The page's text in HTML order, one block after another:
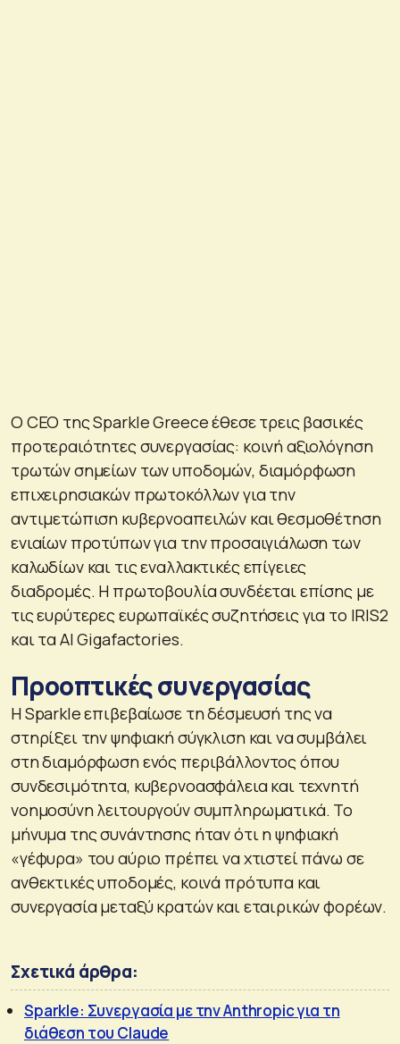
Ο CEO της Sparkle Greece έθεσε τρεις βασικές
προτεραιότητες συνεργασίας: κοινή αξιολόγηση
τρωτών σημείων των υποδομών, διαμόρφωση
επιχειρησιακών πρωτοκόλλων για την
αντιμετώπιση κυβερνοαπειλών και θεσμοθέτηση
ενιαίων προτύπων για την προσαιγιάλωση των
καλωδίων και τις εναλλακτικές επίγειες
διαδρομές. Η πρωτοβουλία συνδέεται επίσης με
τις ευρύτερες ευρωπαϊκές συζητήσεις για το IRIS2
και τα AI Gigafactories.
Προοπτικές συνεργασίας
Η Sparkle επιβεβαίωσε τη δέσμευσή της να
στηρίξει την ψηφιακή σύγκλιση και να συμβάλει
στη διαμόρφωση ενός περιβάλλοντος όπου
συνδεσιμότητα, κυβερνοασφάλεια και τεχνητή
νοημοσύνη λειτουργούν συμπληρωματικά. Το
μήνυμα της συνάντησης ήταν ότι η ψηφιακή
«γέφυρα» του αύριο πρέπει να χτιστεί πάνω σε
ανθεκτικές υποδομές, κοινά πρότυπα και
συνεργασία μεταξύ κρατών και εταιρικών φορέων.
Σχετικά άρθρα:
Sparkle: Συνεργασία με την Anthropic για τη
διάθεση του Claude